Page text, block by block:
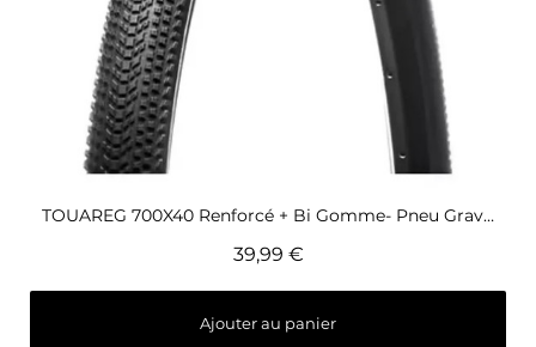
Aperçu rapide TOUAREG 700X40 Renforcé + Bi Gomme- Pneu Gravel Hutchinson
39,99 €
Ajouter au panier